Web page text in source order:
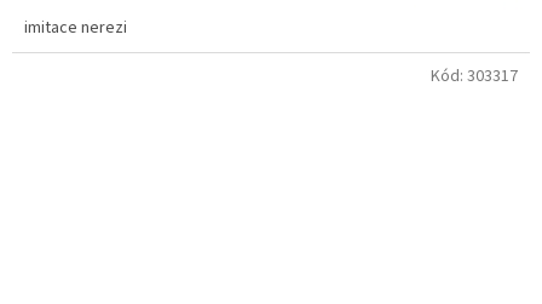
imitace nerezi
Kód: 303317